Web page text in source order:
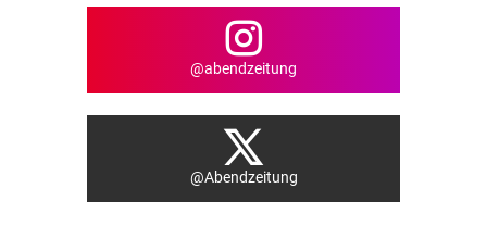
@abendzeitung
@Abendzeitung